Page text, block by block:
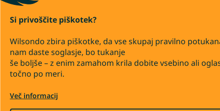
Si privoščite piškotek?
Wilsondo zbira piškotke, da vse skupaj pravilno
nam daste soglasje, bo tukanje
še boljše – z enim zamahom krila dobite vsebino ali
točno po meri.
Več informacij